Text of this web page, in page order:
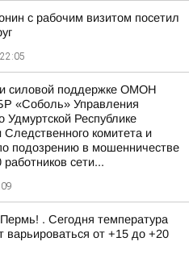
с рабочим визитом посетил
силовой поддержке ОМОН
«Соболь» Управления
Удмуртской Республике
Следственного комитета и
подозрению в мошенничестве
сети...
. Сегодня температура
варьироваться от +15 до +20